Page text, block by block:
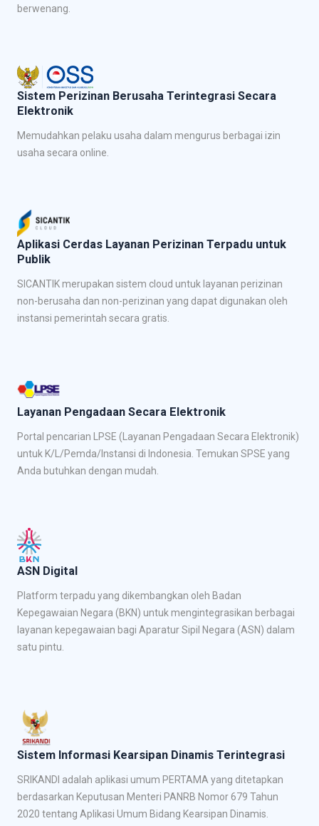
berwenang.
Sistem Perizinan Berusaha Terintegrasi Secara
Elektronik
Memudahkan pelaku usaha dalam mengurus berbagai izin
usaha secara online.
Aplikasi Cerdas Layanan Perizinan Terpadu untuk
Publik
SICANTIK merupakan sistem cloud untuk layanan perizinan
non-berusaha dan non-perizinan yang dapat digunakan oleh
instansi pemerintah secara gratis.
Layanan Pengadaan Secara Elektronik
Portal pencarian LPSE (Layanan Pengadaan Secara Elektronik)
untuk K/L/Pemda/Instansi di Indonesia. Temukan SPSE yang
Anda butuhkan dengan mudah.
ASN Digital
Platform terpadu yang dikembangkan oleh Badan
Kepegawaian Negara (BKN) untuk mengintegrasikan berbagai
layanan kepegawaian bagi Aparatur Sipil Negara (ASN) dalam
satu pintu.
Sistem Informasi Kearsipan Dinamis Terintegrasi
SRIKANDI adalah aplikasi umum PERTAMA yang ditetapkan
berdasarkan Keputusan Menteri PANRB Nomor 679 Tahun
2020 tentang Aplikasi Umum Bidang Kearsipan Dinamis.